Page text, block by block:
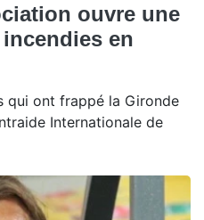
ouvre une
en
qui ont frappé la Gironde
Internationale de